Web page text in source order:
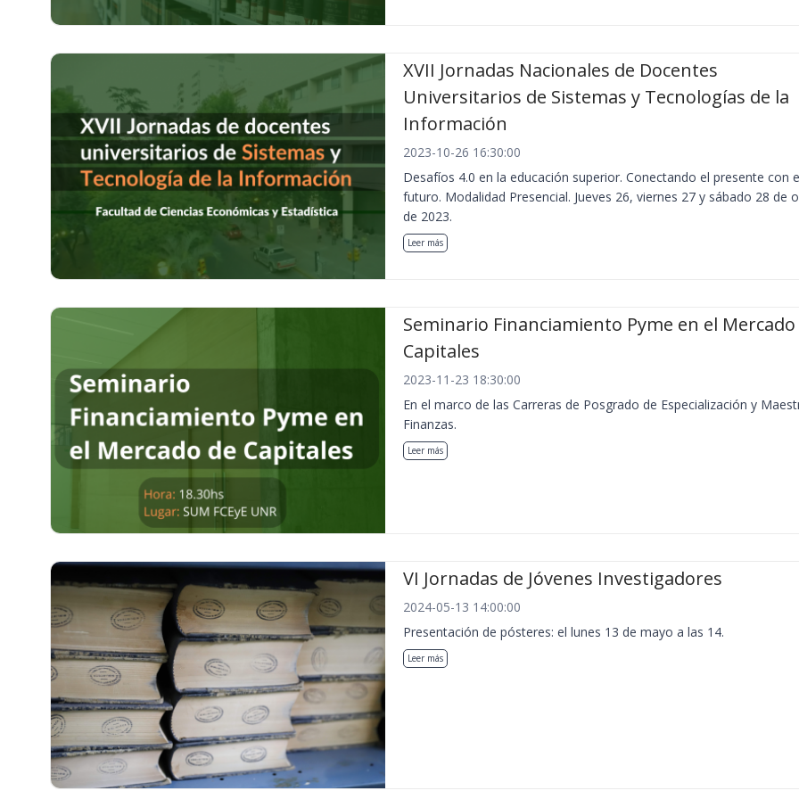
XVII Jornadas Nacionales de Docentes
Universitarios de Sistemas y Tecnologías de la
Información
2023-10-26 16:30:00
Desafíos 4.0 en la educación superior. Conectando el presente con
futuro. Modalidad Presencial. Jueves 26, viernes 27 y sábado 28 de
de 2023.
Leer más
Seminario Financiamiento Pyme en el Mercado
Capitales
2023-11-23 18:30:00
En el marco de las Carreras de Posgrado de Especialización y
Finanzas.
Leer más
VI Jornadas de Jóvenes Investigadores
2024-05-13 14:00:00
Presentación de pósteres: el lunes 13 de mayo a las 14.
Leer más